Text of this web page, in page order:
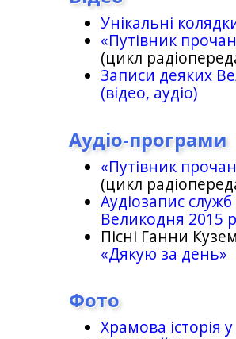
Унікальні
«Путівник
(цикл
Записи деяких
(відео, аудіо)
Аудіо-програми
«Путівник
(цикл
Аудіозапис
Великодня 2015
Пісні Ганни
«Дякую за день»
Фото
Храмова історія